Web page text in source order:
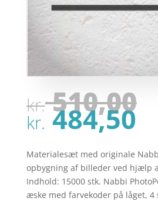
kr.510,00
kr.484,50
Materialesæt med originale
opbygning af billeder ved hjælp
Indhold: 15000 stk. Nabbi
æske med farvekoder på låget,